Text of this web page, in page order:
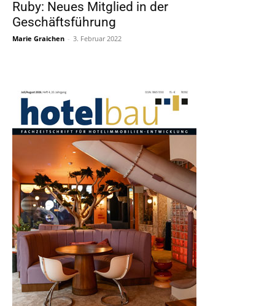
Ruby: Neues Mitglied in der
Geschäftsführung
Marie Graichen - 3. Februar 2022